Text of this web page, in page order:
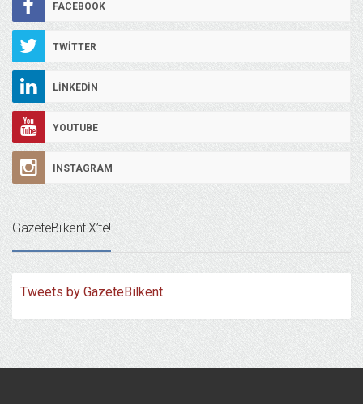
FACEBOOK
TWITTER
LINKEDIN
YOUTUBE
INSTAGRAM
GazeteBilkent X’te!
Tweets by GazeteBilkent